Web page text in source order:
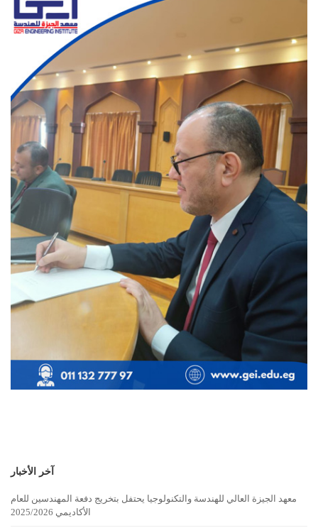
آخر الأخبار
معهد الجيزة العالي للهندسة والتكنولوجيا يحتفل بتخريج دفعة المهندسين للعام
الأكاديمي 2025/2026